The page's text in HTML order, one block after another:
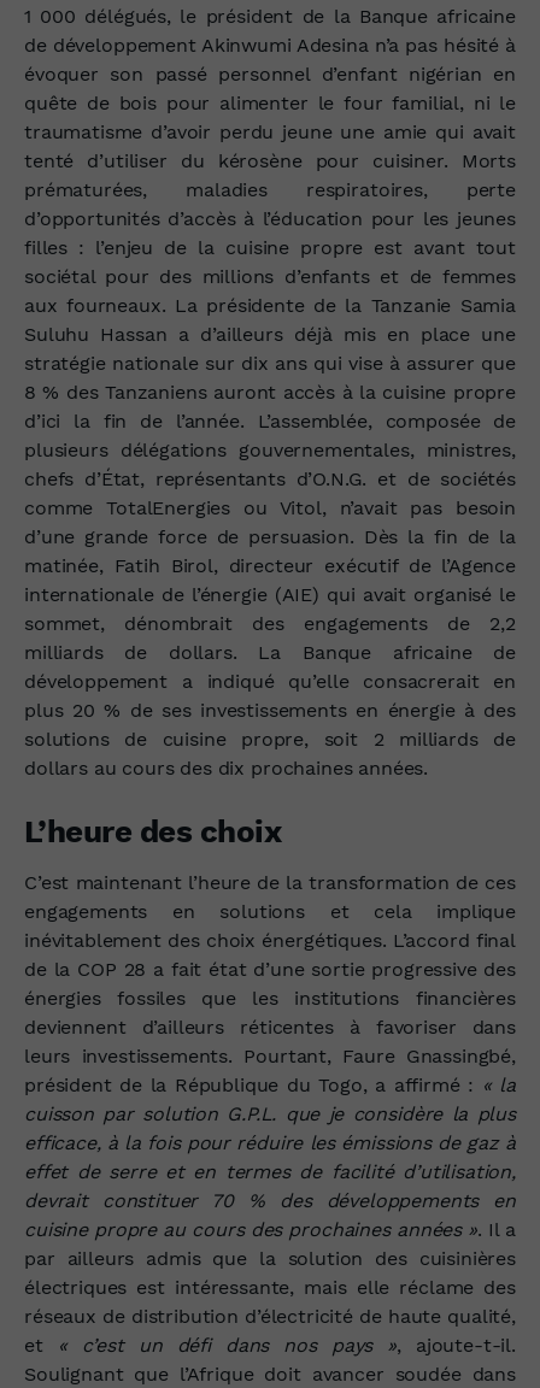
1 000 délégués, le président de la Banque africaine
de développement Akinwumi Adesina n’a pas hésité à
évoquer son passé personnel d’enfant nigérian en
quête de bois pour alimenter le four familial, ni le
traumatisme d’avoir perdu jeune une amie qui avait
tenté d’utiliser du kérosène pour cuisiner. Morts
prématurées, maladies respiratoires, perte
d’opportunités d’accès à l’éducation pour les jeunes
filles : l’enjeu de la cuisine propre est avant tout
sociétal pour des millions d’enfants et de femmes
aux fourneaux. La présidente de la Tanzanie Samia
Suluhu Hassan a d’ailleurs déjà mis en place une
stratégie nationale sur dix ans qui vise à assurer que
8 % des Tanzaniens auront accès à la cuisine propre
d’ici la fin de l’année.
L’assemblée, composée de
plusieurs délégations gouvernementales, ministres,
chefs d’État, représentants d’O.N.G. et de sociétés
comme TotalEnergies ou Vitol, n’avait pas besoin
d’une grande force de persuasion. Dès la fin de la
matinée, Fatih Birol, directeur exécutif de l’Agence
internationale de l’énergie (AIE) qui avait organisé le
sommet, dénombrait des engagements de 2,2
milliards de dollars. La Banque africaine de
développement a indiqué qu’elle consacrerait en
plus 20 % de ses investissements en énergie à des
solutions de cuisine propre, soit 2 milliards de
dollars au cours des dix prochaines années.
L’heure des choix
C’est maintenant l’heure de la transformation de ces
engagements en solutions et cela implique
inévitablement des choix énergétiques. L’accord final
de la COP 28 a fait état d’une sortie progressive des
énergies fossiles que les institutions financières
deviennent d’ailleurs réticentes à favoriser dans
leurs investissements. Pourtant, Faure Gnassingbé,
président de la République du Togo, a affirmé : « la
cuisson par solution G.P.L. que je considère la plus
efficace, à la fois pour réduire les émissions de gaz à
effet de serre et en termes de facilité d’utilisation,
devrait constituer 70 % des développements en
cuisine propre au cours des prochaines années ». Il a
par ailleurs admis que la solution des cuisinières
électriques est intéressante, mais elle réclame des
réseaux de distribution d’électricité de haute qualité,
et
« c’est un défi dans nos pays », ajoute-t-il.
Soulignant que l’Afrique doit avancer soudée dans